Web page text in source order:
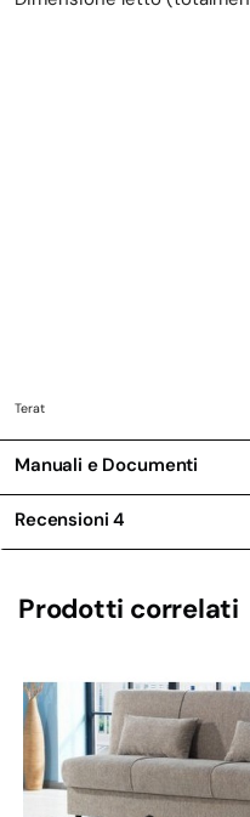
Terat
Manuali e Documenti
Recensioni4
Prodotti correlati